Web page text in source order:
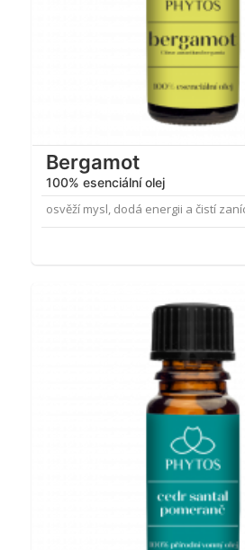
Bergamot
100% esenciální olej
osvěží mysl, dodá energii a čistí